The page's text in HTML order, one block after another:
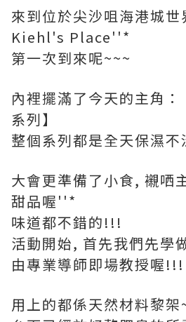
來到位於尖沙咀海港城世
Kiehl's Place''*
第一次到來呢~~~
內裡擺滿了今天的主角
系列】
整個系列都是全天保濕不
大會更準備了小食, 襯哂
甜品喔''*
味道都不錯的!!!
活動開始, 首先我們先學
由專業導師即場教授喔!!!
用上的都係天然材料黎